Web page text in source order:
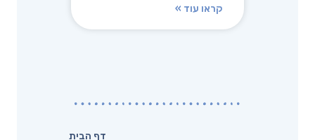
קראו עוד »
דף הבית